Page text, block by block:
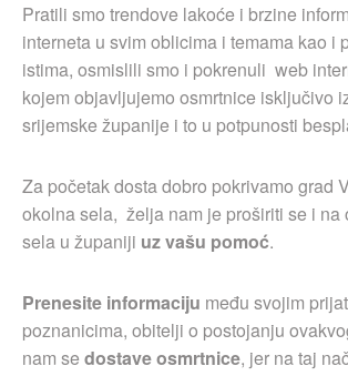
Pratili smo trendove lakoće i brzine
interneta u svim oblicima i temama kao i
istima, osmislili smo i pokrenuli web
kojem objavljujemo osmrtnice isključivo
srijemske županije i to u potpunosti
Za početak dosta dobro pokrivamo grad
okolna sela, želja nam je proširiti se i na
sela u županiji uz vašu pomoć.
Prenesite informaciju među svojim
poznanicima, obitelji o postojanju
nam sedostave osmrtnice, jer na taj